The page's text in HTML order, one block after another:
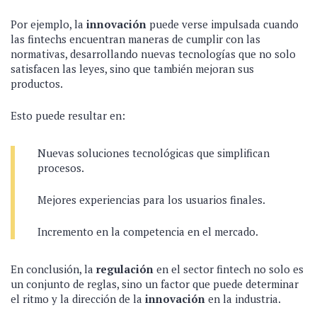
Por ejemplo, la innovación puede verse impulsada cuando
las fintechs encuentran maneras de cumplir con las
normativas, desarrollando nuevas tecnologías que no solo
satisfacen las leyes, sino que también mejoran sus
productos.
Esto puede resultar en:
Nuevas soluciones tecnológicas que simplifican
procesos.
Mejores experiencias para los usuarios finales.
Incremento en la competencia en el mercado.
En conclusión, la regulación en el sector fintech no solo es
un conjunto de reglas, sino un factor que puede determinar
el ritmo y la dirección de la innovación en la industria.